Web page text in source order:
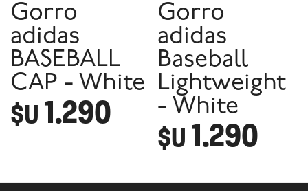
Gorro
adidas
BASEBALL
CAP - White
$U 1.290
Gorro
adidas
Baseball
Lightweight
- White
$U 1.290